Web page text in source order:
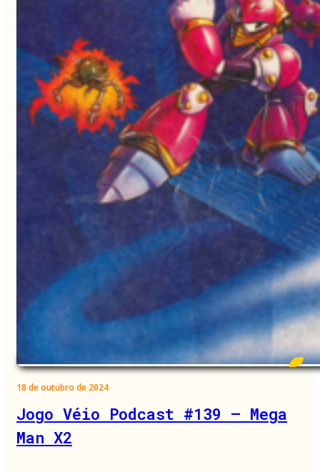
18 de outubro de 2024
Jogo Véio Podcast #139 – Mega
Man X2